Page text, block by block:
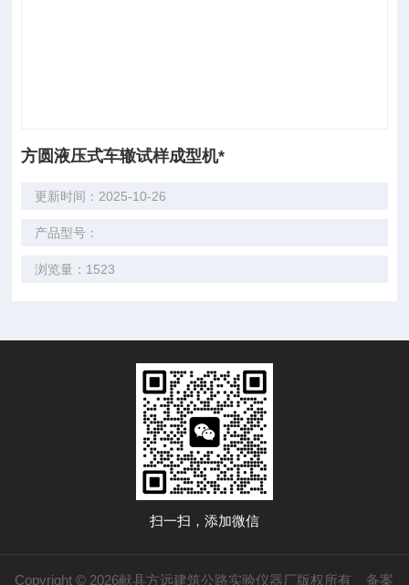
方圆液压式车辙试样成型机*
更新时间：2025-10-26
产品型号：
浏览量：1523
扫一扫，添加微信
Copyright © 2026献县方远建筑公路实验仪器厂版权所有 备案